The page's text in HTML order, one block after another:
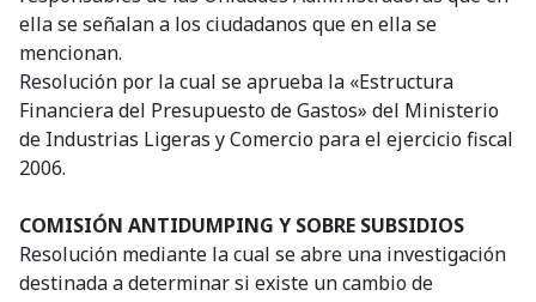
ella se señalan a los ciudadanos que en ella se
mencionan.
Resolución por la cual se aprueba la «Estructura
Financiera del Presupuesto de Gastos» del Ministerio
de Industrias Ligeras y Comercio para el ejercicio fiscal
2006.
COMISIÓN ANTIDUMPING Y SOBRE SUBSIDIOS
Resolución mediante la cual se abre una investigación
destinada a determinar si existe un cambio de